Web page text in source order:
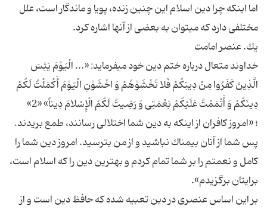
اما اينكه چرا دين اسلام اين چنين زنده، پويا و ماندگار است، علل
مختلفى دارد كه مى‏توان به بعضى از آنها اشاره كرد.
يك. عنصر امامت‏
خداوند متعال درباره ختم دين خود مى‏فرمايد: «... الْيَوْمَ يَئِسَ
الَّذِينَ كَفَرُوا مِنْ دِينِكُمْ فَلا تَخْشَوْهُمْ وَ اخْشَوْنِ الْيَوْمَ أَكْمَلْتُ لَكُمْ
دِينَكُمْ وَ أَتْمَمْتُ عَلَيْكُمْ نِعْمَتِى وَ رَضِيتُ لَكُمُ الْإِسْلامَ دِيناً» «2»
؛ «امروز كافران از اينكه به دين شما اختلالى رسانند، طمع بريدند.
پس شما از آنان بيمناك نباشيد و از من بترسيد. امروز دين شما را
كامل و نعمتم را بر شما تمام كردم و بهترين دين را كه اسلام است،
برايتان برگزيدم».
بر اين اساس عنصرى در دين تعبيه شده كه حافظ دين است و از